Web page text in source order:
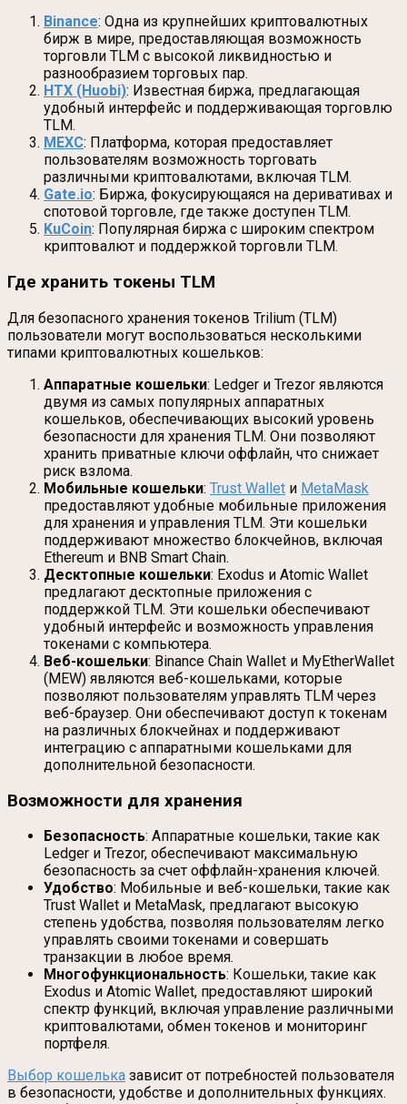
Binance: Одна из крупнейших криптовалютных
бирж в мире, предоставляющая возможность
торговли TLM с высокой ликвидностью и
разнообразием торговых пар.
HTX (Huobi): Известная биржа, предлагающая
удобный интерфейс и поддерживающая торговлю
TLM.
MEXC: Платформа, которая предоставляет
пользователям возможность торговать
различными криптовалютами, включая TLM.
Gate.io: Биржа, фокусирующаяся на деривативах и
спотовой торговле, где также доступен TLM.
KuCoin: Популярная биржа с широким спектром
криптовалют и поддержкой торговли TLM.
Где хранить токены TLM
Для безопасного хранения токенов Trilium (TLM)
пользователи могут воспользоваться несколькими
типами криптовалютных кошельков:
Аппаратные кошельки: Ledger и Trezor являются
двумя из самых популярных аппаратных
кошельков, обеспечивающих высокий уровень
безопасности для хранения TLM. Они позволяют
хранить приватные ключи оффлайн, что снижает
риск взлома.
Мобильные кошельки: Trust Wallet и MetaMask
предоставляют удобные мобильные приложения
для хранения и управления TLM. Эти кошельки
поддерживают множество блокчейнов, включая
Ethereum и BNB Smart Chain.
Десктопные кошельки: Exodus и Atomic Wallet
предлагают десктопные приложения с
поддержкой TLM. Эти кошельки обеспечивают
удобный интерфейс и возможность управления
токенами с компьютера.
Веб-кошельки: Binance Chain Wallet и MyEtherWallet
(MEW) являются веб-кошельками, которые
позволяют пользователям управлять TLM через
веб-браузер. Они обеспечивают доступ к токенам
на различных блокчейнах и поддерживают
интеграцию с аппаратными кошельками для
дополнительной безопасности.
Возможности для хранения
Безопасность: Аппаратные кошельки, такие как
Ledger и Trezor, обеспечивают максимальную
безопасность за счет оффлайн-хранения ключей.
Удобство: Мобильные и веб-кошельки, такие как
Trust Wallet и MetaMask, предлагают высокую
степень удобства, позволяя пользователям легко
управлять своими токенами и совершать
транзакции в любое время.
Многофункциональность: Кошельки, такие как
Exodus и Atomic Wallet, предоставляют широкий
спектр функций, включая управление различными
криптовалютами, обмен токенов и мониторинг
портфеля.
Выбор кошелька зависит от потребностей пользователя
в безопасности, удобстве и дополнительных функциях.